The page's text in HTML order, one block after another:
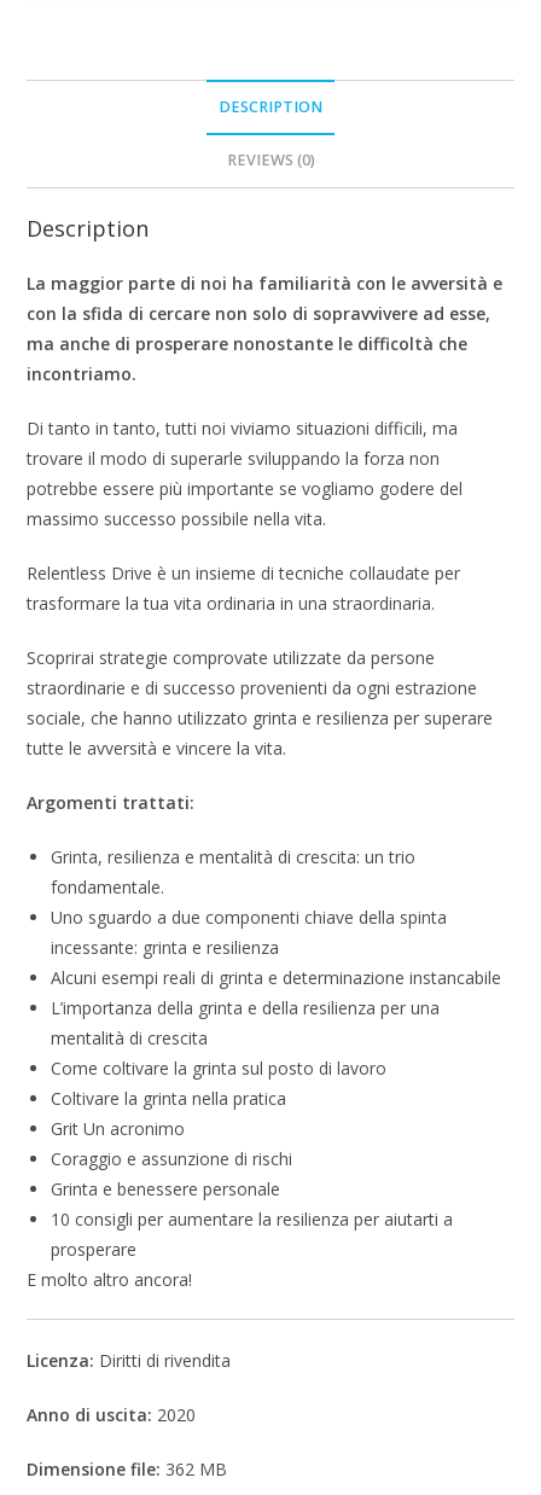
DESCRIPTION
REVIEWS (0)
Description
La maggior parte di noi ha familiarità con le avversità e
con la sfida di cercare non solo di sopravvivere ad esse,
ma anche di prosperare nonostante le difficoltà che
incontriamo.
Di tanto in tanto, tutti noi viviamo situazioni difficili, ma
trovare il modo di superarle sviluppando la forza non
potrebbe essere più importante se vogliamo godere del
massimo successo possibile nella vita.
Relentless Drive è un insieme di tecniche collaudate per
trasformare la tua vita ordinaria in una straordinaria.
Scoprirai strategie comprovate utilizzate da persone
straordinarie e di successo provenienti da ogni estrazione
sociale, che hanno utilizzato grinta e resilienza per superare
tutte le avversità e vincere la vita.
Argomenti trattati:
Grinta, resilienza e mentalità di crescita: un trio
fondamentale.
Uno sguardo a due componenti chiave della spinta
incessante: grinta e resilienza
Alcuni esempi reali di grinta e determinazione instancabile
L’importanza della grinta e della resilienza per una
mentalità di crescita
Come coltivare la grinta sul posto di lavoro
Coltivare la grinta nella pratica
Grit Un acronimo
Coraggio e assunzione di rischi
Grinta e benessere personale
10 consigli per aumentare la resilienza per aiutarti a
prosperare
E molto altro ancora!
Licenza: Diritti di rivendita
Anno di uscita: 2020
Dimensione file: 362 MB